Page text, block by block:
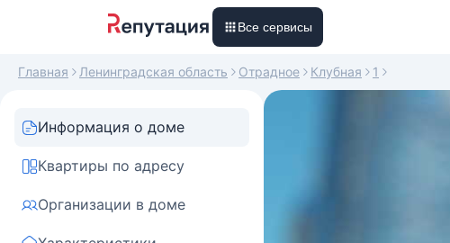
Все сервисы
Главная Ленинградская область Отрадное Клубная 1
Информация о доме
Квартиры по адресу
Организации в доме